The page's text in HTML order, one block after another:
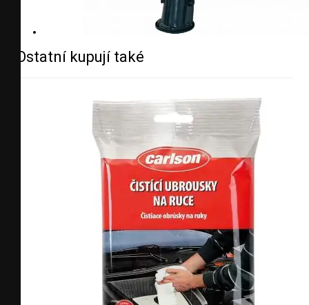
Ostatní kupují také